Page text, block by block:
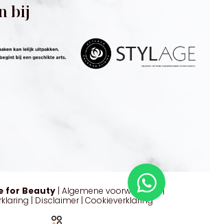
bij
for Beauty| Algemene voorwaarden |
| Disclaimer| Cookieverklaring